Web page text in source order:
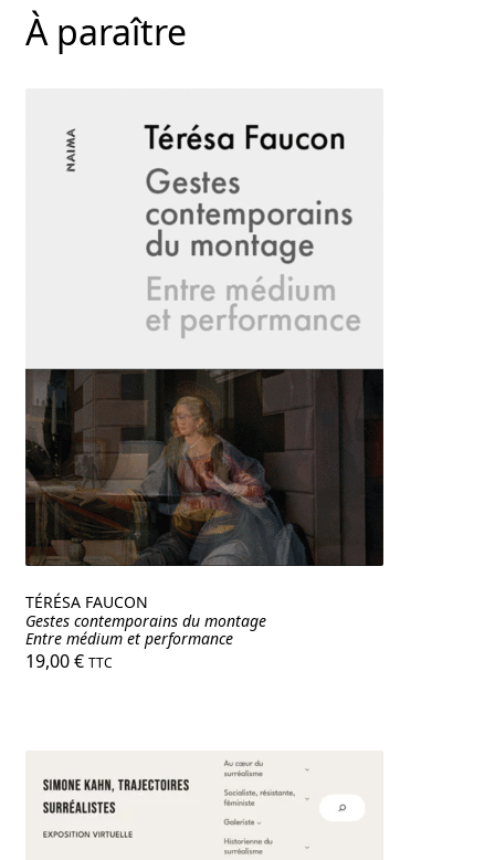
À paraître
TÉRÉSA FAUCON
Gestes contemporains du montage
Entre médium et performance
19,00€ TTC